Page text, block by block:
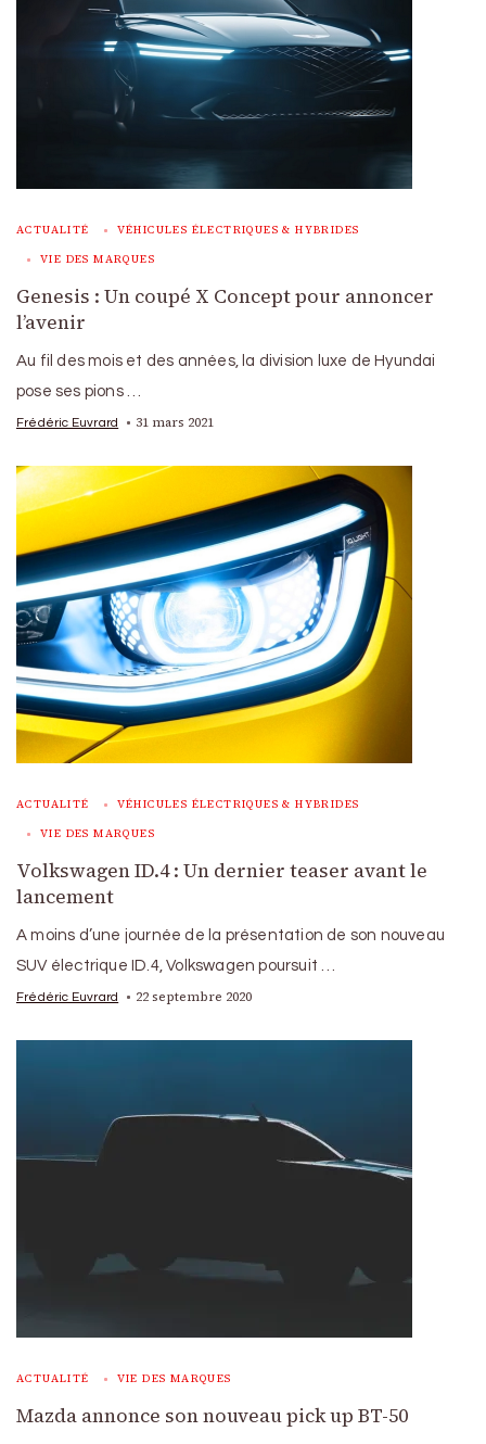
ACTUALITÉ VÉHICULES ÉLECTRIQUES & HYBRIDES
VIE DES MARQUES
Genesis : Un coupé X Concept pour annoncer
l’avenir
Au fil des mois et des années, la division luxe de Hyundai
pose ses pions …
Frédéric Euvrard 31 mars 2021
ACTUALITÉ VÉHICULES ÉLECTRIQUES & HYBRIDES
VIE DES MARQUES
Volkswagen ID.4 : Un dernier teaser avant le
lancement
A moins d’une journée de la présentation de son nouveau
SUV électrique ID.4, Volkswagen poursuit …
Frédéric Euvrard 22 septembre 2020
ACTUALITÉ VIE DES MARQUES
Mazda annonce son nouveau pick up BT-50